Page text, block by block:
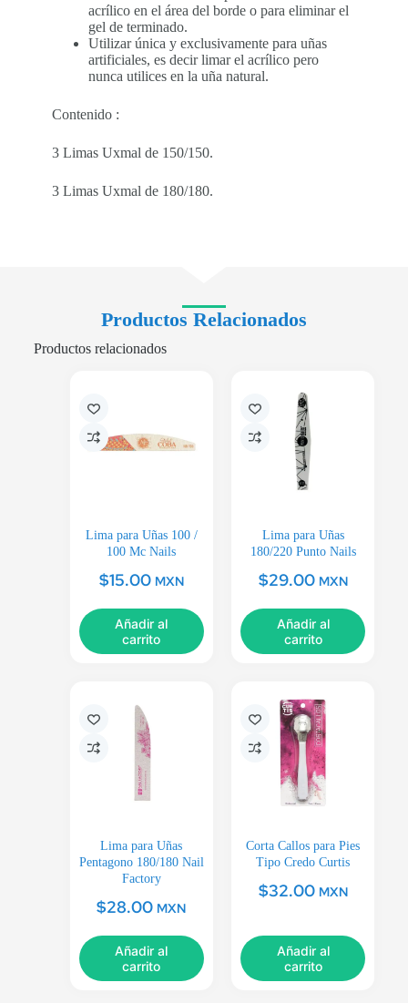
acrílico en el área del borde o para eliminar el
gel de terminado.
Utilizar única y exclusivamente para uñas
artificiales, es decir limar el acrílico pero
nunca utilices en la uña natural.
Contenido :
3 Limas Uxmal de 150/150.
3 Limas Uxmal de 180/180.
Productos Relacionados
Productos relacionados
Lima para Uñas 100 /
100 Mc Nails
$15.00 MXN
Añadir al
carrito
Lima para Uñas
180/220 Punto Nails
$29.00 MXN
Añadir al
carrito
Lima para Uñas
Pentagono 180/180 Nail
Factory
$28.00 MXN
Añadir al
carrito
Corta Callos para Pies
Tipo Credo Curtis
$32.00 MXN
Añadir al
carrito